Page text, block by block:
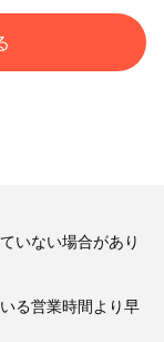
いない場合があり
る営業時間より早